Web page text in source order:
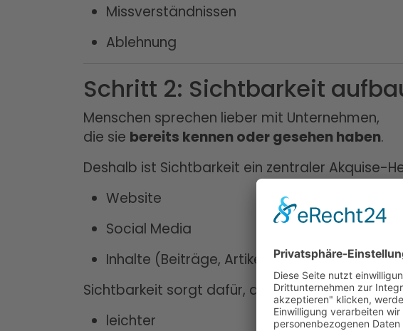
Missverständnissen
Ablehnung
Schritt 2: Sichtbarkeit
Menschen sprechen lieber mit Unternehmen,
die sie bereits kennen oder gesehen haben.
Deshalb ist Sichtbarkeit ein zentraler Akquise-
Website
Social Media
Inhalte (Beiträge, Artikel, Videos)
Sichtbarkeit sorgt dafür, dass Akquise:
leichter